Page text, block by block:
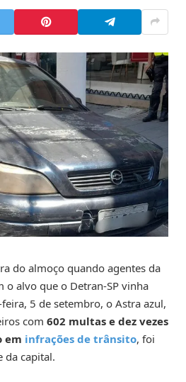
do almoço quando agentes da
alvo que o Detran-SP vinha
5 de setembro, o Astra azul,
com 602 multas e dez vezes
em infrações de trânsito, foi
da capital.